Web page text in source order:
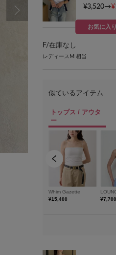
身長154cm フリーサイズ
¥3,520→
F/在庫なし
レディースM 相当
お気に入